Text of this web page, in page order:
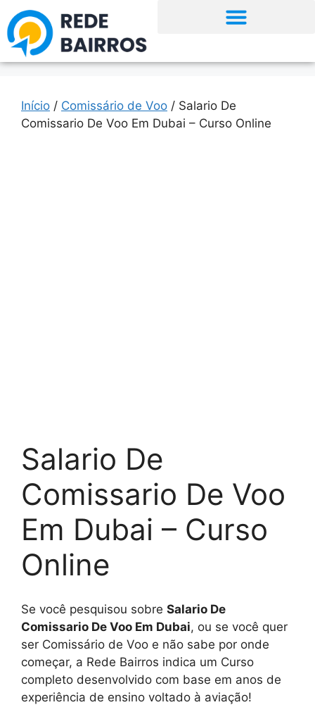
Início / Comissário de Voo / Salario De
Comissario De Voo Em Dubai – Curso Online
Salario De
Comissario De Voo
Em Dubai – Curso
Online
Se você pesquisou sobre Salario De
Comissario De Voo Em Dubai, ou se você quer
ser Comissário de Voo e não sabe por onde
começar, a Rede Bairros indica um Curso
completo desenvolvido com base em anos de
experiência de ensino voltado à aviação!